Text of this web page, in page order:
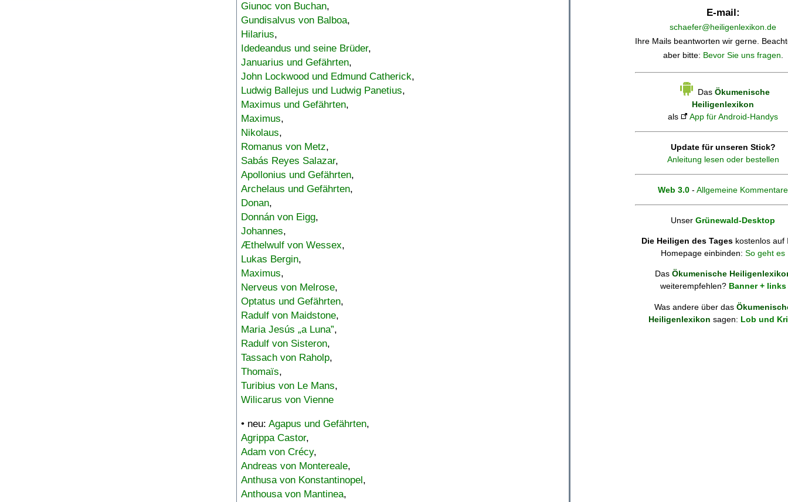
Giunoc von Buchan,
Gundisalvus von Balboa,
Hilarius,
Idedeandus und seine Brüder,
Januarius und Gefährten,
John Lockwood und Edmund Catherick,
Ludwig Ballejus und Ludwig Panetius,
Maximus und Gefährten,
Maximus,
Nikolaus,
Romanus von Metz,
Sabás Reyes Salazar,
Apollonius und Gefährten,
Archelaus und Gefährten,
Donan,
Donnán von Eigg,
Johannes,
Æthelwulf von Wessex,
Lukas Bergin,
Maximus,
Nerveus von Melrose,
Optatus und Gefährten,
Radulf von Maidstone,
Maria Jesús „a Luna”,
Radulf von Sisteron,
Tassach von Raholp,
Thomaïs,
Turibius von Le Mans,
Wilicarus von Vienne
• neu: Agapus und Gefährten,
Agrippa Castor,
Adam von Crécy,
Andreas von Montereale,
Anthusa von Konstantinopel,
Anthousa von Mantinea,
E-mail:
schaefer@heiligenlexikon.de
Ihre Mails beantworten wir gerne.
aber bitte: Bevor Sie uns fragen.
Das Ökumenische
Heiligenlexikon
als
App für Android-Handys
Update für unseren Stick?
Anleitung lesen oder bestellen
Web 3.0 - Allgemeine Kommentare
Unser Grünewald-Desktop
Die Heiligen des Tages kostenlos auf
Homepage einbinden: So geht es
Das Ökumenische
weiterempfehlen? Banner + links
Was andere über das
Heiligenlexikon sagen: Lob und